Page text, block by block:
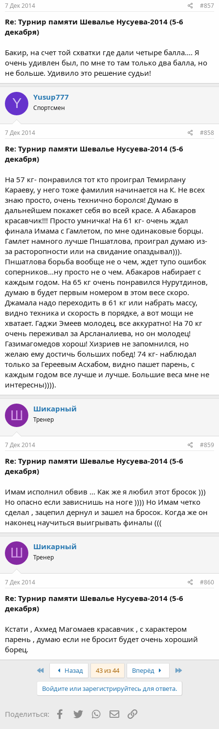
7 Дек 2014 #857
Re: Турнир памяти Шевалье Нусуева-2014 (5-6
декабря)
Бакир, на счет той схватки где дали четыре балла.... Я
очень удивлен был, по мне то там только два балла, но
не больше. Удивило это решение судьи!
Y Yusup777
Спортсмен
7 Дек 2014 #858
Re: Турнир памяти Шевалье Нусуева-2014 (5-6
декабря)
На 57 кг- понравился тот кто проиграл Темирлану
Караеву, у него тоже фамилия начинается на К. Не всех
знаю просто, очень технично боролся! Думаю в
дальнейшем покажет себя во всей красе. А Абакаров
красавчик!!! Просто умничка! На 61 кг- очень ждал
финала Имама с Гамлетом, по мне одинаковые борцы.
Гамлет намного лучше Пншатлова, проиграл думаю из-
за расторопности или на свидание опаздывал))).
Пншатлова борьба вообще не о чем, ждет тупо ошибок
соперников...ну просто не о чем. Абакаров набирает с
каждым годом. На 65 кг очень понравился Нурутдинов,
думаю в будет первым номером в этом весе скоро.
Джамала надо переходить в 61 кг или набрать массу,
видно техника и скорость в порядке, а вот мощи не
хватает. Гаджи Эмеев молодец, все аккуратно! На 70 кг
очень переживал за Арсланалиева, но он молодец!
Газимагомедов хорош! Хизриев не запомнился, но
желаю ему достичь больших побед! 74 кг- наблюдал
только за Гереевым Асхабом, видно пашет парень, с
каждым годом все лучше и лучше. Большие веса мне не
интересны)))).
Ш Шикарный
Тренер
7 Дек 2014 #859
Re: Турнир памяти Шевалье Нусуева-2014 (5-6
декабря)
Имам исполнил обвив ... Как же я любил этот бросок )))
Но опасно если зависнишь на ноге )))) Но Имам четко
сделал , зацепил дернул и зашел на бросок. Когда же он
наконец научиться выигрывать финалы (((
Ш Шикарный
Тренер
7 Дек 2014 #860
Re: Турнир памяти Шевалье Нусуева-2014 (5-6
декабря)
Кстати , Ахмед Магомаев красавчик , с характером
парень , думаю если не бросит будет очень хороший
борец.
Назад 43 из 44 Вперёд
Войдите или зарегистрируйтесь для ответа.
Поделиться: Facebook
Twitter WhatsAppЭлектронная почта